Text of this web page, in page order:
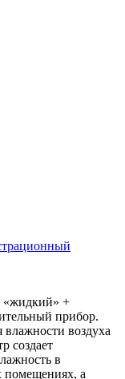
«жидкий» +
прибор.
влажности воздуха
создает
в
помещениях, а